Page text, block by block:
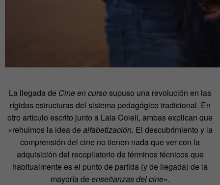
La llegada de Cine en cursosupuso una revolución en las
rígidas estructuras del sistema pedagógico tradicional. En
otro artículo escrito junto a Laia Colell, ambas explican que
«rehuimos la idea de alfabetización. El descubrimiento y la
comprensión del cine no tienen nada que ver con la
adquisición del recopilatorio de términos técnicos que
habitualmente es el punto de partida (y de llegada) de la
mayoría de enseñanzas del cine».